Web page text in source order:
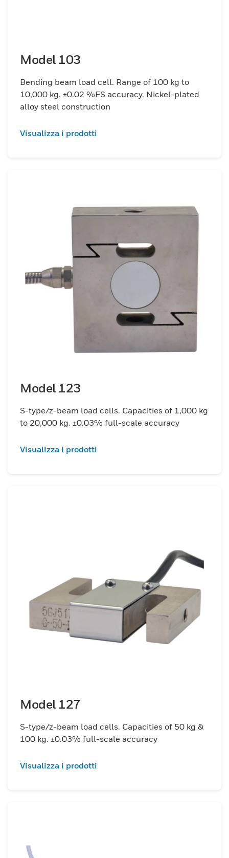
Model 103
Bending beam load cell. Range of 100 kg to
10,000 kg. ±0.02 %FS accuracy. Nickel-plated
alloy steel construction
Visualizza i prodotti
Model 123
S-type/z-beam load cells. Capacities of 1,000 kg
to 20,000 kg. ±0.03% full-scale accuracy
Visualizza i prodotti
Model 127
S-type/z-beam load cells. Capacities of 50 kg &
100 kg. ±0.03% full-scale accuracy
Visualizza i prodotti